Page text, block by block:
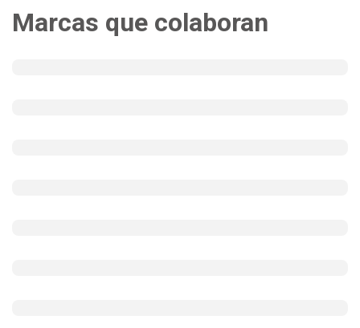
Marcas que colaboran